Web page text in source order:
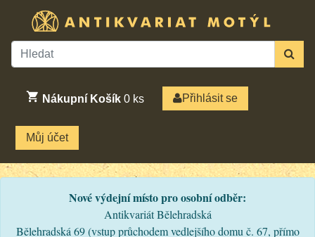
Nákupní Košík 0 ks Přihlásit se
Můj účet
Nové výdejní místo pro osobní odběr:
Antikvariát Bělehradská
Bělehradská 69 (vstup průchodem vedlejšího domu č. 67, přímo